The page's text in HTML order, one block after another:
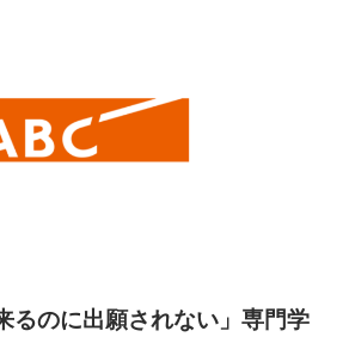
るのに出願されない」専門学